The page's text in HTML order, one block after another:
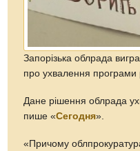
Запорізька облрада
про ухвалення програми
Дане рішення облрада
пише «Сегодня».
«Причому